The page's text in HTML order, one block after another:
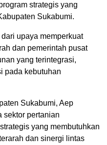
strategis yang
Sukabumi.
upaya memperkuat
dan pemerintah pusat
yang terintegrasi,
pada kebutuhan
Sukabumi, Aep
sektor pertanian
yang membutuhkan
dan sinergi lintas